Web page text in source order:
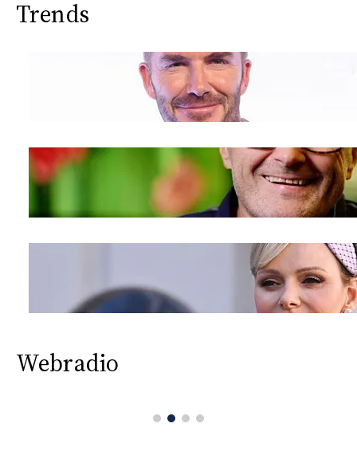
Trends
Webradio